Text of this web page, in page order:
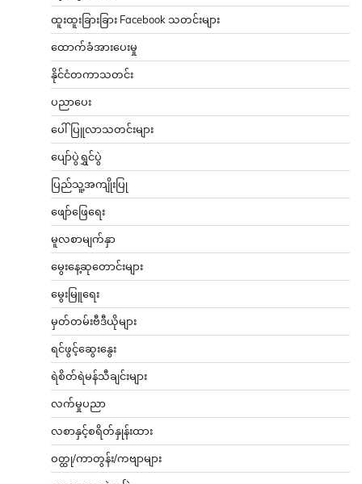
ထူးထူးခြားခြား Facebook သတင်းများ
ထောက်ခံအားပေးမှု
နိုင်ငံတကာသတင်း
ပညာပေး
ပေါ်ပြူလာသတင်းများ
ပျော်ပွဲရွှင်ပွဲ
ပြည်သူ့အကျိုးပြု
ဖျော်ဖြေရေး
မူလစာမျက်နှာ
မွေးနေ့ဆုတောင်းများ
မွေးမြူရေး
မှတ်တမ်းဗီဒီယိုများ
ရင်ဖွင့်ဆွေးနွေး
ရဲစိတ်ရဲမန်သီချင်းများ
လက်မှုပညာ
လစာနှင့်စရိတ်နှုန်းထား
ဝတ္ထု/ကာတွန်း/ကဗျာများ